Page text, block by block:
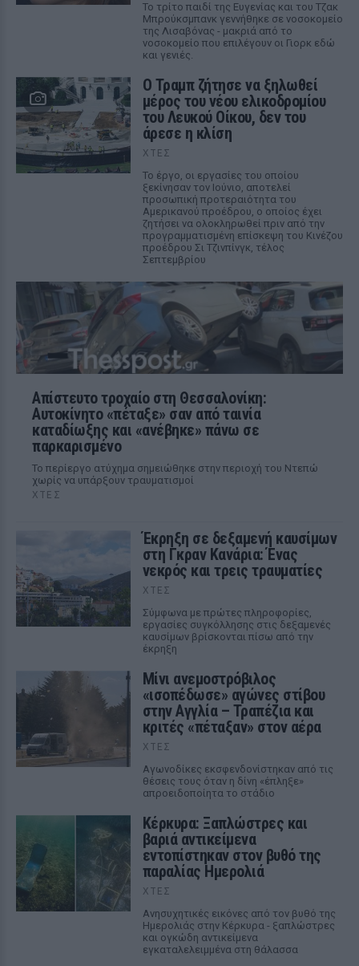
Το τρίτο παιδί της Ευγενίας και του Τζακ
Μπρούκσμπανκ γεννήθηκε σε νοσοκομείο
της Λισαβόνας - μακριά από το
νοσοκομείο που επιλέγουν οι Γιορκ εδώ
και γενιές.
Ο Τραμπ ζήτησε να ξηλωθεί
μέρος του νέου ελικοδρομίου
του Λευκού Οίκου, δεν του
άρεσε η κλίση
ΧΤΕΣ
Το έργο, οι εργασίες του οποίου
ξεκίνησαν τον Ιούνιο, αποτελεί
προσωπική προτεραιότητα του
Αμερικανού προέδρου, ο οποίος έχει
ζητήσει να ολοκληρωθεί πριν από την
προγραμματισμένη επίσκεψη του Κινέζου
προέδρου Σι Τζινπίνγκ, τέλος
Σεπτεμβρίου
Απίστευτο τροχαίο στη Θεσσαλονίκη:
Αυτοκίνητο «πέταξε» σαν από ταινία
καταδίωξης και «ανέβηκε» πάνω σε
παρκαρισμένο
Το περίεργο ατύχημα σημειώθηκε στην περιοχή του Ντεπώ
χωρίς να υπάρξουν τραυματισμοί
ΧΤΕΣ
Έκρηξη σε δεξαμενή καυσίμων
στη Γκραν Κανάρια: Ένας
νεκρός και τρεις τραυματίες
ΧΤΕΣ
Σύμφωνα με πρώτες πληροφορίες,
εργασίες συγκόλλησης στις δεξαμενές
καυσίμων βρίσκονται πίσω από την
έκρηξη
Μίνι ανεμοστρόβιλος
«ισοπέδωσε» αγώνες στίβου
στην Αγγλία – Τραπέζια και
κριτές «πέταξαν» στον αέρα
ΧΤΕΣ
Αγωνοδίκες εκσφενδονίστηκαν από τις
θέσεις τους όταν η δίνη «έπληξε»
απροειδοποίητα το στάδιο
Κέρκυρα: Ξαπλώστρες και
βαριά αντικείμενα
εντοπίστηκαν στον βυθό της
παραλίας Ημερολιά
ΧΤΕΣ
Ανησυχητικές εικόνες από τον βυθό της
Ημερολιάς στην Κέρκυρα - ξαπλώστρες
και ογκώδη αντικείμενα
εγκαταλελειμμένα στη θάλασσα